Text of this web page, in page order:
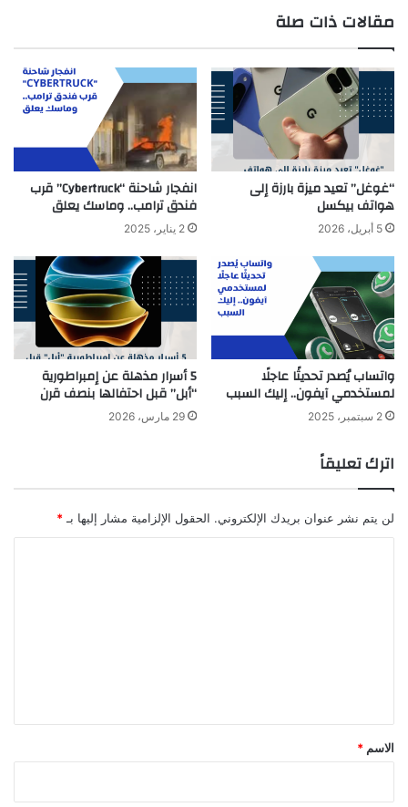
مقالات ذات صلة
“غوغل” تعيد ميزة بارزة إلى
هواتف بيكسل
5 أبريل، 2026
انفجار شاحنة “Cybertruck” قرب
فندق ترامب.. وماسك يعلق
2 يناير، 2025
واتساب يُصدر تحديثًا عاجلًا
لمستخدمي آيفون.. إليك السبب
2 سبتمبر، 2025
5 أسرار مذهلة عن إمبراطورية
“أبل” قبل احتفالها بنصف قرن
29 مارس، 2026
اترك تعليقاً
لن يتم نشر عنوان بريدك الإلكتروني. الحقول الإلزامية مشار إليها بـ *
*
الاسم *